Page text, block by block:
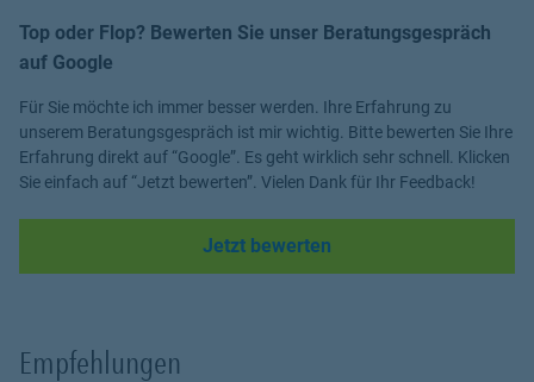
Top oder Flop? Bewerten Sie unser Beratungsgespräch
auf Google
Für Sie möchte ich immer besser werden. Ihre Erfahrung zu
unserem Beratungsgespräch ist mir wichtig. Bitte bewerten Sie Ihre
Erfahrung direkt auf “Google”. Es geht wirklich sehr schnell. Klicken
Sie einfach auf “Jetzt bewerten”. Vielen Dank für Ihr Feedback!
Jetzt bewerten
Empfehlungen